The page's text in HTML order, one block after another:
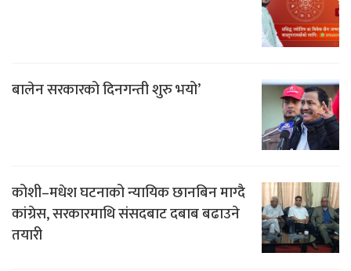
बालेन सरकारको दिनगन्ती शुरु भयो’
कोशी–मधेश घटनाको न्यायिक छानबिन माग्दै
कांग्रेस, सरकारमाथि संसदबाट दबाब बढाउने
तयारी